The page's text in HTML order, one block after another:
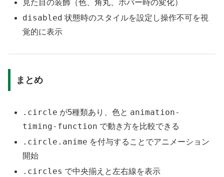
見た目の装飾（色、角丸、ホバー時の変化）
disabled 状態時のスタイルを設定し操作不可を視
覚的に表示
まとめ
.circle が5種類あり、色と animation-
timing-function で動き方を比較できる
.circle.anime を付与することでアニメーション
開始
.circles で中央揃えと左右線を表示